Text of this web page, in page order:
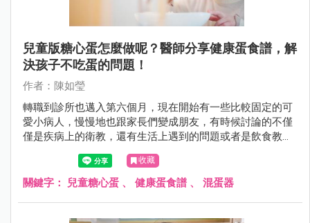
兒童版糖心蛋怎麼做呢？醫師分享健康蛋食譜，解
決孩子不吃蛋的問題！
作者：陳如瑩
轉職到診所也邁入第六個月，現在開始有一些比較固定的可
愛小病人，慢慢地也跟家長們變成朋友，有時候討論的不僅
僅是疾病上的衛教，還有生活上遇到的問題或者是飲食教
收藏
關鍵字： 兒童糖心蛋 、 健康蛋食譜 、 混蛋器